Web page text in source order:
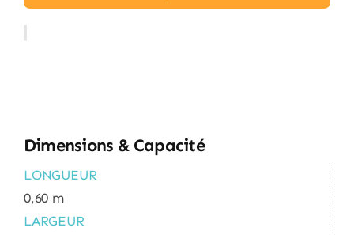
Dimensions & Capacité
LONGUEUR
0,60 m
LARGEUR